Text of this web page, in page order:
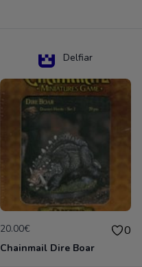
Delfiar
20.00€ 0
Chainmail Dire Boar